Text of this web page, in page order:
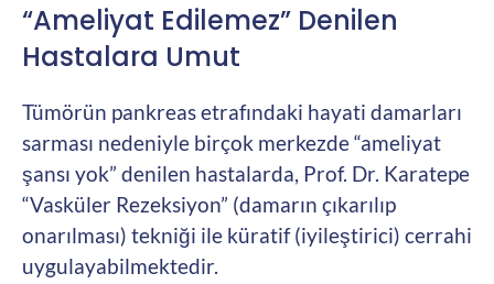
“Ameliyat Edilemez” Denilen
Hastalara Umut
Tümörün pankreas etrafındaki hayati damarları
sarması nedeniyle birçok merkezde “ameliyat
şansı yok” denilen hastalarda, Prof. Dr. Karatepe
“Vasküler Rezeksiyon” (damarın çıkarılıp
onarılması) tekniği ile küratif (iyileştirici) cerrahi
uygulayabilmektedir.